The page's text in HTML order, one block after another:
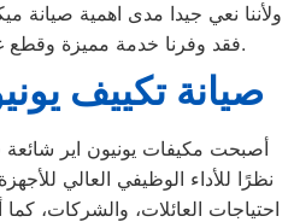
ولأننا نعي جيدا مدى اهمية صيانة
فقد وفرنا خدمة مميزة وقطع غيار اصلية لكافة الأعطال.
صيانة تكييف
أصبحت مكيفات يونيون اير
نظرًا للأداء الوظيفي العالي
احتياجات العائلات، والشركات،